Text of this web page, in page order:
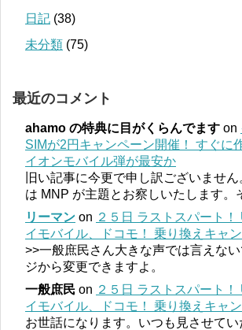
日記 (38)
未分類 (75)
最近のコメント
ahamo の特典に目がくらんでます on
SIMが2円キャンペーン開催！ すぐに
イオンモバイル弾が最安か
旧い記事に今更で申し訳ございませ
は MNP が主題とお察しいたします。
リーマン on ２５日 ラストスパート！
イモバイル、ドコモ！ 乗り換えキャン
>>一般庶民さん大きな声では言えな
ジから変更できますよ。
一般庶民 on ２５日 ラストスパート！
イモバイル、ドコモ！ 乗り換えキャン
お世話になります。いつも見させて